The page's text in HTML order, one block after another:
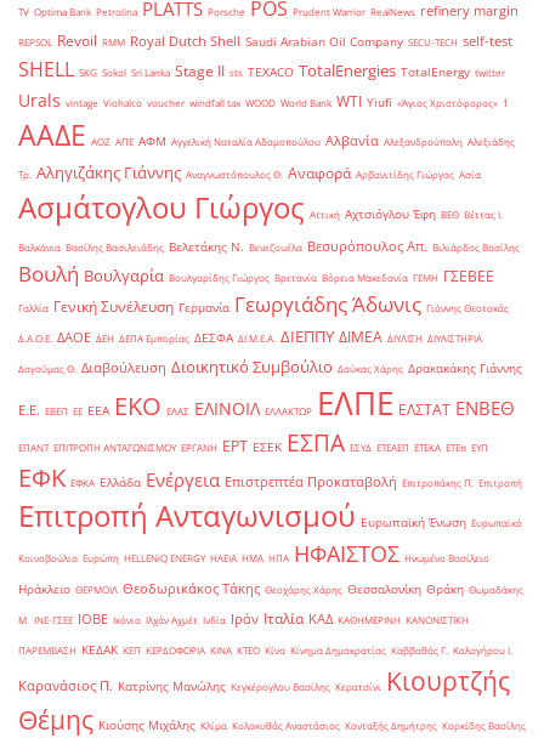
TV Optima Bank Petrolina PLATTS Porsche POS Prudent Warrior RealNews refinery margin
REPSOL Revoil RMM Royal Dutch Shell Saudi Arabian Oil Company SECU-TECH self-test
SHELL SKG Sokol Sri Lanka Stage II sts TEXACO TotalEnergies TotalEnergy twitter
Urals vintage Viohalco voucher windfall tax WOOD World Bank WTI Yiufi «Άγιος Χριστόφορος» ΄1
ΑΑΔΕ ΑΟΖ ΑΠΕ ΑΦΜ Αγγελική Ναταλία Αδαμοπούλου Αλβανία Αλεξανδρούπολη Αλεξιάδης
Τρ. Αληγιζάκης Γιάννης Αναγνωστόπουλος Θ. Αναφορά Αρβανιτίδης Γιώργος Ασία
Ασμάτογλου Γιώργος Αττική Αχτσιόγλου Έφη ΒΕΘ Βέττας Ι.
Βαλκάνια Βασίλης Βασιλειάδης Βελετάκης Ν. Βενεζουέλα Βεσυρόπουλος Απ. Βιλιάρδος Βασίλης
Βουλή Βουλγαρία Βουλγαρίδης Γιώργος Βρετανία Βόρεια Μακεδονία ΓΕΜΗ ΓΣΕΒΕΕ
Γαλλία Γενική Συνέλευση Γερμανία Γεωργιάδης Άδωνις Γιάννης Θεοτοκάς
Δ.Α.Ο.Ε. ΔΑΟΕ ΔΕΗ ΔΕΠΑ Εμπορίας ΔΕΣΦΑ ΔΙ.Μ.Ε.Α. ΔΙΕΠΠΥ ΔΙΜΕΑ ΔΙΥΛΙΣΗ ΔΙΥΛΙΣΤΗΡΙΑ
Δαγούμας Θ. Διαβούλευση Διοικητικό Συμβούλιο Δούκας Χάρης Δρακακάκης Γιάννης
Ε.Ε. ΕΒΕΠ ΕΕ ΕΕΑ ΕΚΟ ΕΛΑΣ ΕΛΙΝΟΙΛ ΕΛΛΑΚΤΩΡ ΕΛΠΕ ΕΛΣΤΑΤ ΕΝΒΕΘ
ΕΠΑΝΤ ΕΠΙΤΡΟΠΗ ΑΝΤΑΓΩΝΙΣΜΟΥ ΕΡΓΑΝΗ ΕΡΤ ΕΣΕΚ ΕΣΠΑ ΕΣΥΔ ΕΤΕΑΕΠ ΕΤΕΚΑ ΕΤΕπ ΕΥΠ
ΕΦΚ ΕΦΚΑ Ελλάδα Ενέργεια Επιστρεπτέα Προκαταβολή Επιτροπάκης Π. Επιτροπή
Επιτροπή Ανταγωνισμού Ευρωπαϊκή Ένωση Ευρωπαϊκό
Κοινοβούλιο Ευρώπη ΗELLENiQ ENERGY ΗΛΕΙΑ ΗΜΑ ΗΠΑ ΗΦΑΙΣΤΟΣ Ηνωμένο Βασίλειο
Ηράκλειο ΘΕΡΜΟΙΛ Θεοδωρικάκος Τάκης Θεοχάρης Χάρης Θεσσαλονίκη Θράκη Θωμαδάκης
Μ. ΙΝΕ-ΓΣΕΕ ΙΟΒΕ Ικόνιο Ιλχάν Αχμέτ Ινδία Ιράν Ιταλία ΚΑΔ ΚΑΘΗΜΕΡΙΝΗ ΚΑΝΟΝΙΣΤΙΚΗ
ΠΑΡΕΜΒΑΣΗ ΚΕΔΑΚ ΚΕΠ ΚΕΡΔΟΦΟΡΙΑ ΚΙΝΑ ΚΤΕΟ Κίνα Κίνημα Δημοκρατίας Καββαθάς Γ. Καλογήρου Ι.
Καρανάσιος Π. Κατρίνης Μανώλης Κεγκέρογλου Βασίλης Κερατσίνι
Κιουρτζής
Θέμης Κιούσης Μιχάλης Κλίμα Κολοκυθάς Αναστάσιος Κονταξής Δημήτρης Κορκίδης Βασίλης